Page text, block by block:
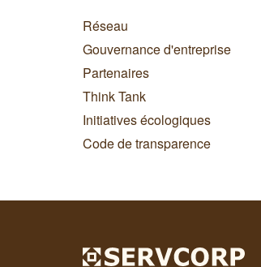
Réseau
Gouvernance d'entreprise
Partenaires
Think Tank
Initiatives écologiques
Code de transparence